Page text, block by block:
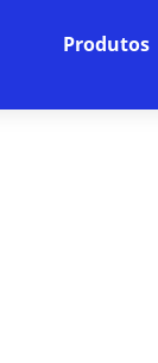
Produtos